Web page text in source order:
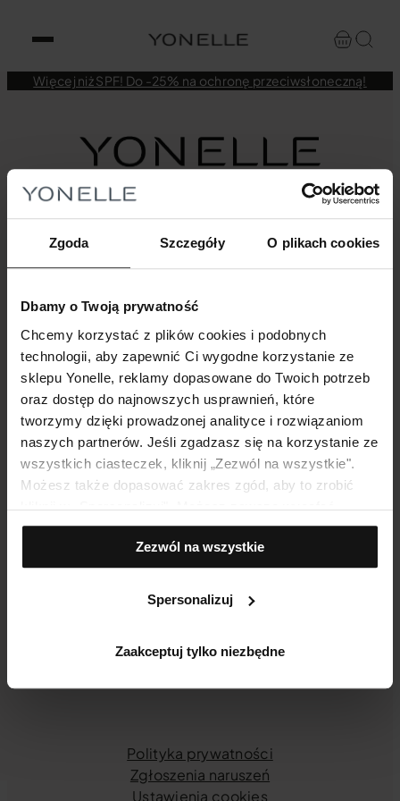
Zgoda Szczegóły O plikach cookies
Dbamy o Twoją prywatność
Chcemy korzystać z plików cookies i podobnych
technologii, aby zapewnić Ci wygodne korzystanie ze
sklepu Yonelle, reklamy dopasowane do Twoich potrzeb
oraz dostęp do najnowszych usprawnień, które
tworzymy dzięki prowadzonej analityce i rozwiązaniom
naszych partnerów. Jeśli zgadzasz się na korzystanie ze
wszystkich ciasteczek, kliknij „Zezwól na wszystkie".
Możesz także dopasować zakres zgód, aby to zrobić
kliknij w „Spersonalizuj". Możesz zawsze wycofać
zgodę, np. zmieniając ustawienia cookies, usuwając je
lub zmieniając ustawienia przeglądarki.
Zezwól na wszystkie
Spersonalizuj
Zaakceptuj tylko niezbędne
Więcej niż SPF! Do -25% na ochronę przeciwsłoneczną!
Historia zamówień
Regulamin [nowy]
Regulamin [starszy]
Odstąpienie od umowy
Reklamacje
Płatności i przesyłki
KOSMETYKI
Wybierz serię dla siebie
Gdzie kupić?
Świat marki
Kontakt
Polityka prywatności
Zgłoszenia naruszeń
Ustawienia cookies